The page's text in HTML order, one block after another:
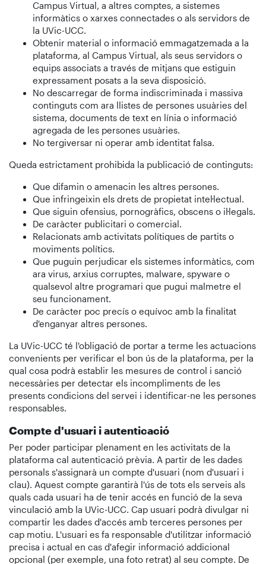
Campus Virtual, a altres comptes, a sistemes
informàtics o xarxes connectades o als servidors de
la UVic-UCC.
Obtenir material o informació emmagatzemada a la
plataforma, al Campus Virtual, als seus servidors o
equips associats a través de mitjans que estiguin
expressament posats a la seva disposició.
No descarregar de forma indiscriminada i massiva
continguts com ara llistes de persones usuàries del
sistema, documents de text en línia o informació
agregada de les persones usuàries.
No tergiversar ni operar amb identitat falsa.
Queda estrictament prohibida la publicació de continguts:
Que difamin o amenacin les altres persones.
Que infringeixin els drets de propietat intel·lectual.
Que siguin ofensius, pornogràfics, obscens o il·legals.
De caràcter publicitari o comercial.
Relacionats amb activitats polítiques de partits o
moviments polítics.
Que puguin perjudicar els sistemes informàtics, com
ara virus, arxius corruptes, malware, spyware o
qualsevol altre programari que pugui malmetre el
seu funcionament.
De caràcter poc precís o equívoc amb la finalitat
d'enganyar altres persones.
La UVic-UCC té l'obligació de portar a terme les actuacions
convenients per verificar el bon ús de la plataforma, per la
qual cosa podrà establir les mesures de control i sanció
necessàries per detectar els incompliments de les
presents condicions del servei i identificar-ne les persones
responsables.
Compte d'usuari i autenticació
Per poder participar plenament en les activitats de la
plataforma cal autenticació prèvia. A partir de les dades
personals s'assignarà un compte d'usuari (nom d'usuari i
clau). Aquest compte garantirà l'ús de tots els serveis als
quals cada usuari ha de tenir accés en funció de la seva
vinculació amb la UVic-UCC. Cap usuari podrà divulgar ni
compartir les dades d'accés amb terceres persones per
cap motiu. L'usuari es fa responsable d'utilitzar informació
precisa i actual en cas d'afegir informació addicional
opcional (per exemple, una foto retrat) al seu compte. De